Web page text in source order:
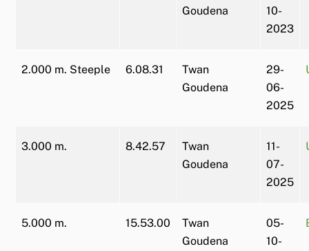
Goudena
10-
2023
2.000 m. Steeple 6.08.31
Twan
Goudena
29-
06-
2025
3.000 m. 8.42.57
Twan
Goudena
11-
07-
2025
5.000 m. 15.53.00
Twan
Goudena
05-
10-